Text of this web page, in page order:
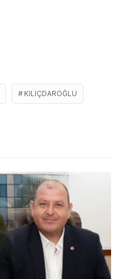
KILIÇDAROĞLU